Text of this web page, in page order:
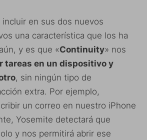
en sus dos nuevos
una característica que los ha
y es que «Continuity» nos
tareas en un dispositivo y
, sin ningún tipo de
extra. Por ejemplo,
un correo en nuestro iPhone
Yosemite detectará que
y nos permitirá abrir ese